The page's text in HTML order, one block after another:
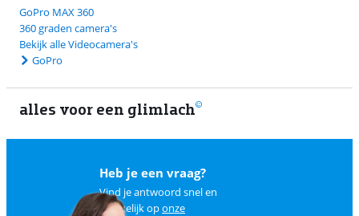
GoPro MAX 360
360 graden camera's
Bekijk alle Videocamera's
GoPro
alles voor een glimlach
Heb je een vraag?
Vind je antwoord snel en
makkelijk oponze